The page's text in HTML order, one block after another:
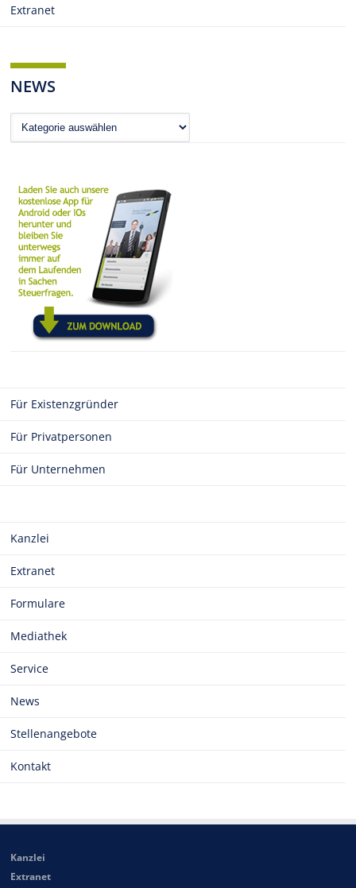
Extranet
NEWS
News
Für Existenzgründer
Für Privatpersonen
Für Unternehmen
Kanzlei
Extranet
Formulare
Mediathek
Service
News
Stellenangebote
Kontakt
Kanzlei
Extranet